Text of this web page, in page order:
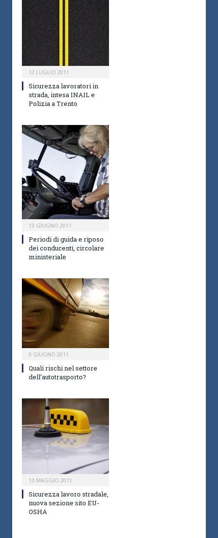
12 LUGLIO 2011
Sicurezza lavoratori in
strada, intesa INAIL e
Polizia a Trento
13 GIUGNO 2011
Periodi di guida e riposo
dei conducenti, circolare
ministeriale
9 GIUGNO 2011
Quali rischi nel settore
dell’autotrasporto?
13 MAGGIO 2011
Sicurezza lavoro stradale,
nuova sezione sito EU-
OSHA